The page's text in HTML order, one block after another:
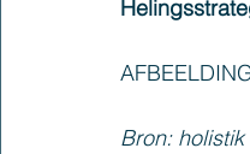
Bron: holistik